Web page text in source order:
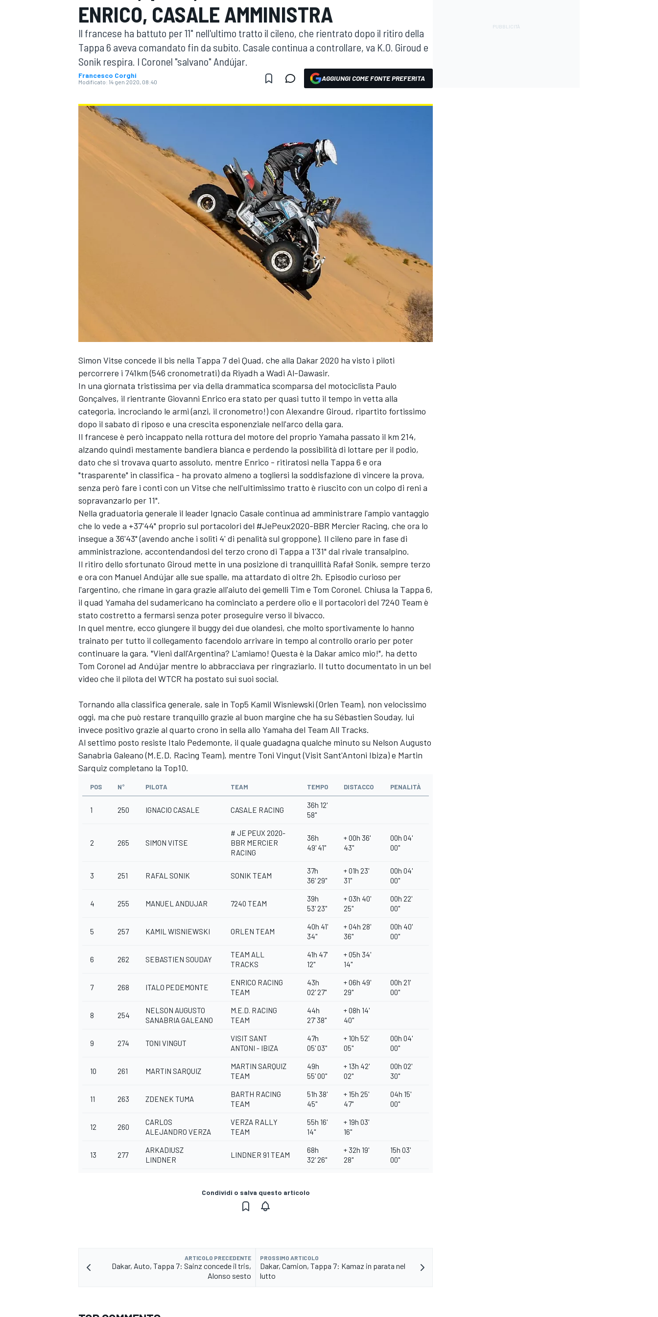
MOTOGP WEC
MONOPOSTO
ENRICO, CASALE AMMINISTRA
Il francese ha battuto per 11" nell'ultimo tratto il cileno, che rientrato dopo il ritiro della
Tappa 6 aveva comandato fin da subito. Casale continua a controllare, va K.O. Giroud e
Sonik respira. I Coronel "salvano" Andújar.
Francesco Corghi
Modificato: 14 gen 2020, 08:40 AGGIUNGI COME FONTE PREFERITA
Simon Vitse concede il bis nella Tappa 7 dei Quad, che alla Dakar 2020 ha visto i piloti
percorrere i 741km (546 cronometrati) da Riyadh a Wadi Al-Dawasir.
In una giornata tristissima per via della drammatica scomparsa del motociclista Paulo
Gonçalves, il rientrante Giovanni Enrico era stato per quasi tutto il tempo in vetta alla
categoria, incrociando le armi (anzi, il cronometro!) con Alexandre Giroud, ripartito fortissimo
dopo il sabato di riposo e una crescita esponenziale nell'arco della gara.
Il francese è però incappato nella rottura del motore del proprio Yamaha passato il km 214,
alzando quindi mestamente bandiera bianca e perdendo la possibilità di lottare per il podio,
dato che si trovava quarto assoluto, mentre Enrico - ritiratosi nella Tappa 6 e ora
"trasparente" in classifica - ha provato almeno a togliersi la soddisfazione di vincere la prova,
senza però fare i conti con un Vitse che nell'ultimissimo tratto è riuscito con un colpo di reni a
sopravanzarlo per 11".
Nella graduatoria generale il leader Ignacio Casale continua ad amministrare l'ampio vantaggio
che lo vede a +37'44" proprio sul portacolori del #JePeux2020-BBR Mercier Racing, che ora lo
insegue a 36'43" (avendo anche i soliti 4' di penalità sul groppone). Il cileno pare in fase di
amministrazione, accontendandosi del terzo crono di Tappa a 1'31" dal rivale transalpino.
Il ritiro dello sfortunato Giroud mette in una posizione di tranquillità Rafał Sonik, sempre terzo
e ora con Manuel Andújar alle sue spalle, ma attardato di oltre 2h. Episodio curioso per
l'argentino, che rimane in gara grazie all'aiuto dei gemelli Tim e Tom Coronel. Chiusa la Tappa 6,
il quad Yamaha del sudamericano ha cominciato a perdere olio e il portacolori del 7240 Team è
stato costretto a fermarsi senza poter proseguire verso il bivacco.
In quel mentre, ecco giungere il buggy dei due olandesi, che molto sportivamente lo hanno
trainato per tutto il collegamento facendolo arrivare in tempo al controllo orario per poter
continuare la gara. "Vieni dall'Argentina? L'amiamo! Questa è la Dakar amico mio!", ha detto
Tom Coronel ad Andújar mentre lo abbracciava per ringraziarlo. Il tutto documentato in un bel
video che il pilota del WTCR ha postato sui suoi social.
Tornando alla classifica generale, sale in Top5 Kamil Wisniewski (Orlen Team), non velocissimo
oggi, ma che può restare tranquillo grazie al buon margine che ha su Sébastien Souday, lui
invece positivo grazie al quarto crono in sella allo Yamaha del Team All Tracks.
Al settimo posto resiste Italo Pedemonte, il quale guadagna qualche minuto su Nelson Augusto
Sanabria Galeano (M.E.D. Racing Team), mentre Toni Vingut (Visit Sant'Antoni Ibiza) e Martin
Sarquiz completano la Top10.
POS N° PILOTA TEAM TEMPO DISTACCO PENALITÀ
1 250 IGNACIO CASALE CASALE RACING
36h 12'
58''
2 265 SIMON VITSE
# JE PEUX 2020-
BBR MERCIER
RACING
36h
49' 41''
+ 00h 36'
43''
00h 04'
00''
3 251 RAFAL SONIK SONIK TEAM
37h
36' 29''
+ 01h 23'
31''
00h 04'
00''
4 255 MANUEL ANDUJAR 7240 TEAM
39h
53' 23''
+ 03h 40'
25''
00h 22'
00''
5 257 KAMIL WISNIEWSKI ORLEN TEAM
40h 41'
34''
+ 04h 28'
36''
00h 40'
00''
6 262 SEBASTIEN SOUDAY
TEAM ALL
TRACKS
41h 47'
12''
+ 05h 34'
14''
7 268 ITALO PEDEMONTE
ENRICO RACING
TEAM
43h
02' 27''
+ 06h 49'
29''
00h 21'
00''
8 254
NELSON AUGUSTO
SANABRIA GALEANO
M.E.D. RACING
TEAM
44h
27' 38''
+ 08h 14'
40''
9 274 TONI VINGUT
VISIT SANT
ANTONI - IBIZA
47h
05' 03''
+ 10h 52'
05''
00h 04'
00''
10 261 MARTIN SARQUIZ
MARTIN SARQUIZ
TEAM
49h
55' 00''
+ 13h 42'
02''
00h 02'
30''
11 263 ZDENEK TUMA
BARTH RACING
TEAM
51h 38'
45''
+ 15h 25'
47''
04h 15'
00''
12 260
CARLOS
ALEJANDRO VERZA
VERZA RALLY
TEAM
55h 16'
14''
+ 19h 03'
16''
13 277
ARKADIUSZ
LINDNER
LINDNER 91 TEAM
68h
32' 26''
+ 32h 19'
28''
15h 03'
00''
Condividi o salva questo articolo
ARTICOLO PRECEDENTE
Dakar, Auto, Tappa 7: Sainz concede il tris,
Alonso sesto
PROSSIMO ARTICOLO
Dakar, Camion, Tappa 7: Kamaz in parata nel
lutto